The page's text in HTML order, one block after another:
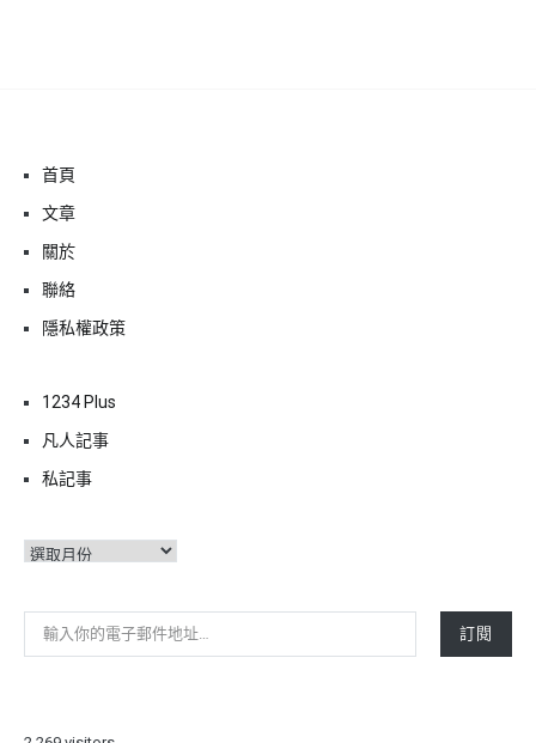
首頁
文章
關於
聯絡
隱私權政策
1234 Plus
凡人記事
私記事
彙
輸入你的電子郵件地址…
訂閱